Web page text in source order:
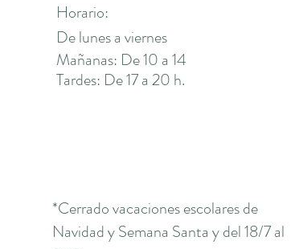
Horario:
De lunes a viernes
Mañanas: De 10 a 14
Tardes: De 17 a 20 h.
*Cerrado vacaciones escolares de
Navidad y Semana Santa y del 18/7 al